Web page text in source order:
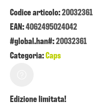
Codice articolo:20032361
EAN:4062495024042
#global.han#:20032361
Categoria:Caps
Edizione limitata!